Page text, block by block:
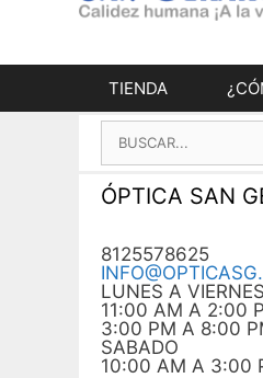
TIENDA
BUSCAR:
ÓPTICA SAN
8125578625
LUNES A
11:00 AM A 2:00
3:00 PM A 8:00
SABADO
10:00 AM A 3:00